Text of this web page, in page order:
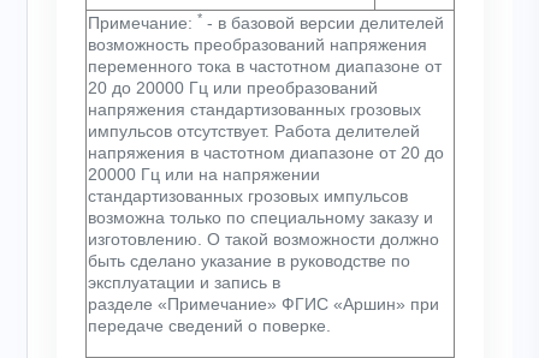
Примечание: * - в базовой версии делителей
возможность преобразований напряжения
переменного тока в частотном диапазоне от
20 до 20000 Гц или преобразований
напряжения стандартизованных грозовых
импульсов отсутствует. Работа делителей
напряжения в частотном диапазоне от 20 до
20000 Гц или на напряжении
стандартизованных грозовых импульсов
возможна только по специальному заказу и
изготовлению. О такой возможности должно
быть сделано указание в руководстве по
эксплуатации и запись в
разделе «Примечание» ФГИС «Аршин» при
передаче сведений о поверке.